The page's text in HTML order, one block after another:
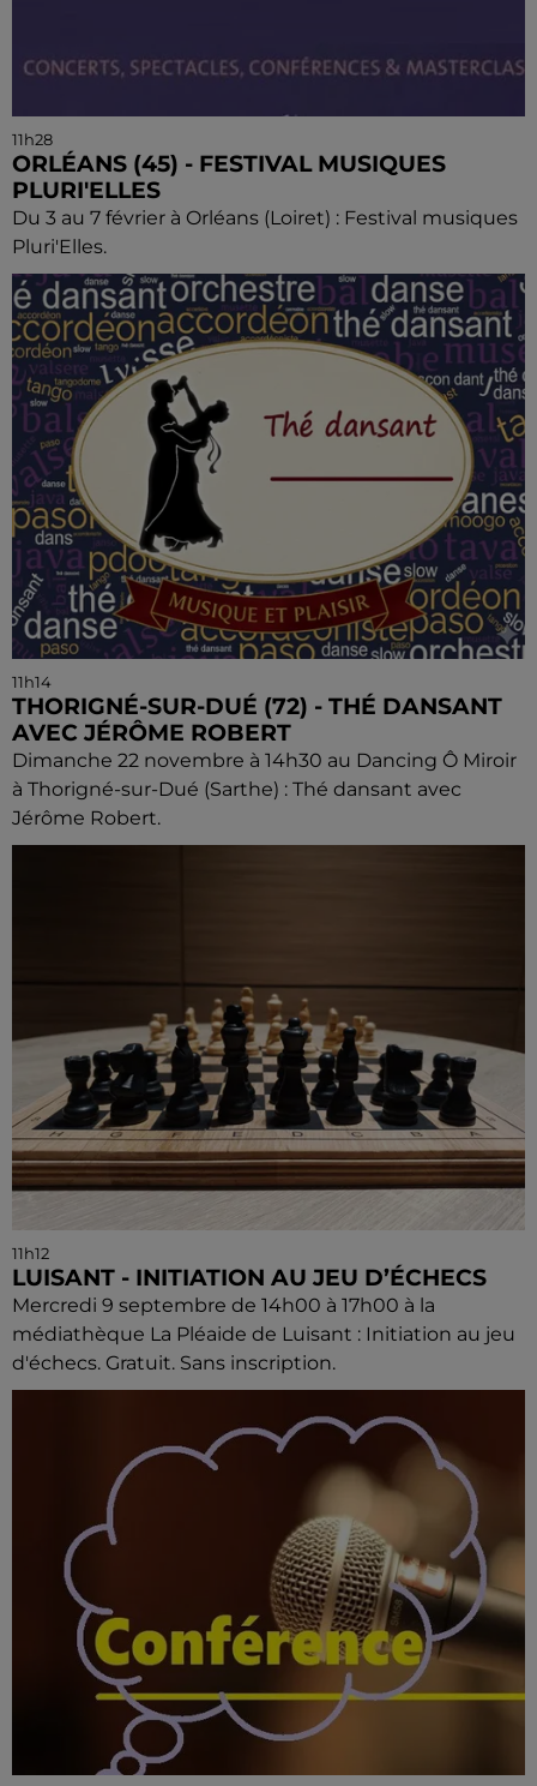
11h28
ORLÉANS (45) - FESTIVAL MUSIQUES
PLURI'ELLES
Du 3 au 7 février à Orléans (Loiret) : Festival musiques
Pluri'Elles.
11h14
THORIGNÉ-SUR-DUÉ (72) - THÉ DANSANT
AVEC JÉRÔME ROBERT
Dimanche 22 novembre à 14h30 au Dancing Ô Miroir
à Thorigné-sur-Dué (Sarthe) : Thé dansant avec
Jérôme Robert.
11h12
LUISANT - INITIATION AU JEU D’ÉCHECS
Mercredi 9 septembre de 14h00 à 17h00 à la
médiathèque La Pléaide de Luisant : Initiation au jeu
d'échecs. Gratuit. Sans inscription.